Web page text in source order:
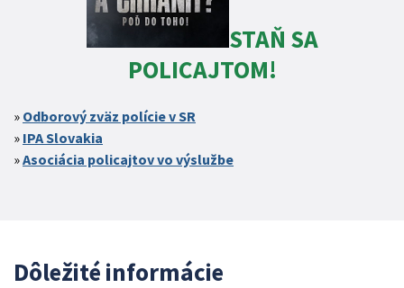
STAŇ SA
POLICAJTOM!
Odborový zväz polície v SR
IPA Slovakia
Asociácia policajtov vo výslužbe
Dôležité informácie